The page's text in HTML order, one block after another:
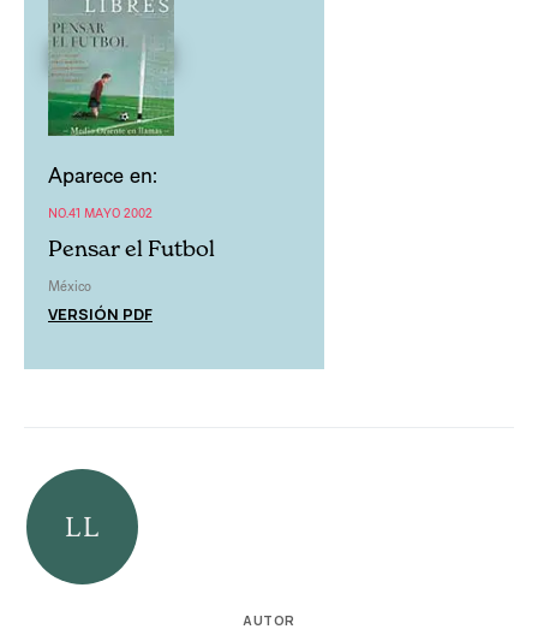
Aparece en:
NO.41 MAYO 2002
Pensar el Futbol
México
VERSIÓN PDF
AUTOR